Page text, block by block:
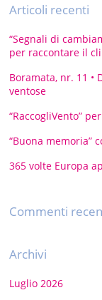
Articoli recenti
“Segnali di
per raccontare il
Boramata, nr. 11
ventose
“RaccogliVento”
“Buona memoria”
365 volte Europa
Commenti
Archivi
Luglio 2026